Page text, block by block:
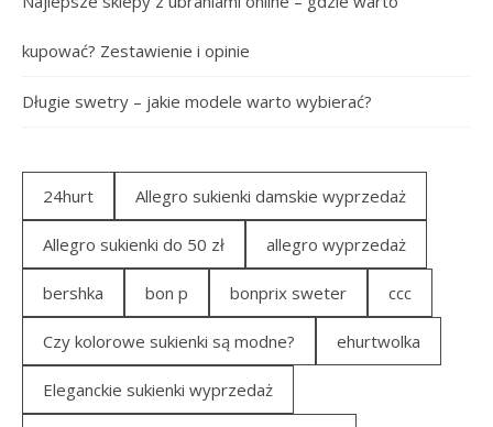
kupować? Zestawienie i opinie
Długie swetry – jakie modele warto wybierać?
24hurt Allegro sukienki damskie wyprzedaż
Allegro sukienki do 50 zł allegro wyprzedaż
bershka bon p bonprix sweter ccc
Czy kolorowe sukienki są modne? ehurtwolka
Eleganckie sukienki wyprzedaż